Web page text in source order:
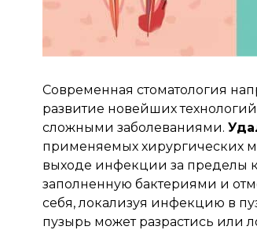
Современная стоматология
развитие новейших
сложными заболеваниями.
применяемых хирургических
выходе инфекции за пределы
заполненную бактериями и
себя, локализуя инфекцию в
пузырь может разрастись или